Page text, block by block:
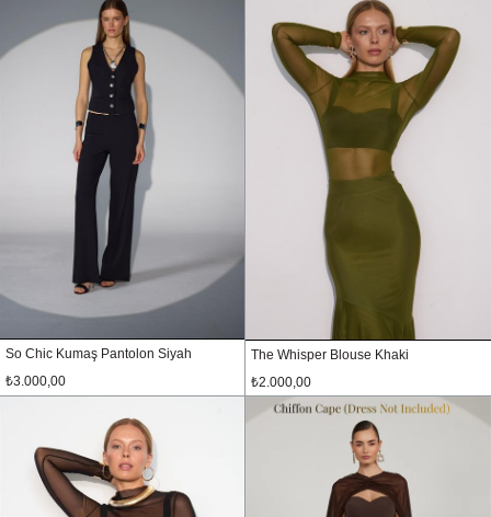
So Chic Kumaş Pantolon Siyah
₺3.000,00
The Whisper Blouse Khaki
₺2.000,00